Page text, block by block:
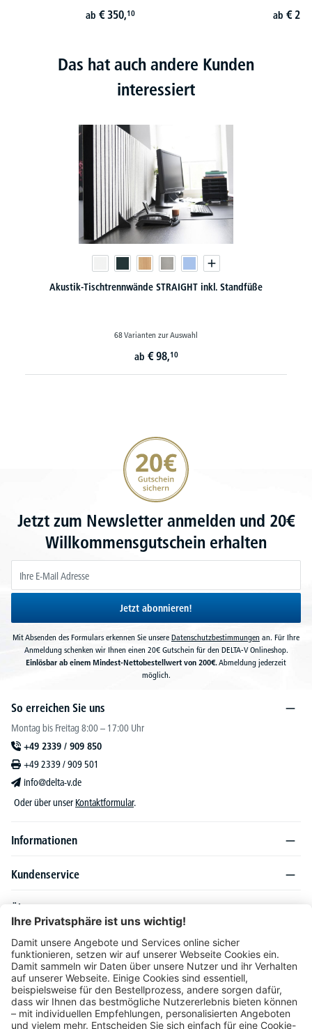
ab € 350,10 ab €
Das hat auch andere Kunden
interessiert
Akustik-Tischtrennwände STRAIGHT inkl. Standfüße
68 Varianten zur Auswahl
ab € 98,10
20€ Gutschein sichern
Jetzt zum Newsletter anmelden und 20€
Willkommensgutschein erhalten
Jetzt abonnieren!
Mit Absenden des Formulars erkennen Sie unsere Datenschutzbestimmungen an. Für Ihre
Anmeldung schenken wir Ihnen einen 20€ Gutschein für den DELTA-V Onlineshop.
Einlösbar ab einem Mindest-Nettobestellwert von 200€.Abmeldung jederzeit
möglich.
So erreichen Sie uns
Montag bis Freitag 8:00 – 17:00 Uhr
+49 2339 / 909 850
+49 2339 / 909 501
info@delta-v.de
Oder über unser Kontaktformular.
Informationen
Kundenservice
Über DELTA-V
Produktsortiment
Ratgeber
Folgen Sie uns auch auf